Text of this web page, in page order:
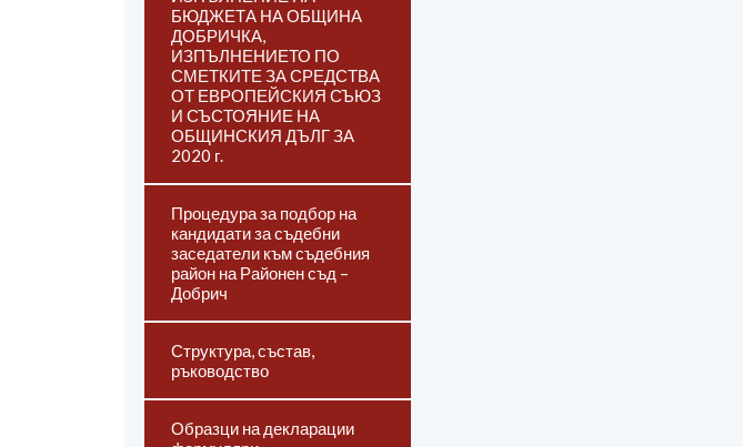
БЮДЖЕТА НА ОБЩИНА
ДОБРИЧКА,
ИЗПЪЛНЕНИЕТО ПО
СМЕТКИТЕ ЗА СРЕДСТВА
ОТ ЕВРОПЕЙСКИЯ СЪЮЗ
И СЪСТОЯНИЕ НА
ОБЩИНСКИЯ ДЪЛГ ЗА
2020 г.
Процедура за подбор на
кандидати за съдебни
заседатели към съдебния
район на Районен съд –
Добрич
Структура, състав,
ръководство
Образци на декларации